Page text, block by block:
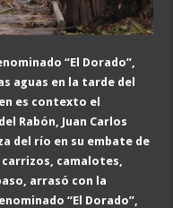
“El Dorado”,
aguas en la tarde del
es contexto el
Rabón, Juan Carlos
del río en su embate de
carrizos, camalotes,
arrasó con la
“El Dorado”,